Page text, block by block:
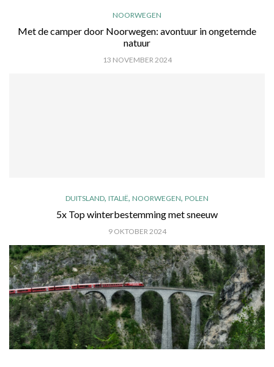
NOORWEGEN
Met de camper door Noorwegen: avontuur in ongetemde
natuur
13 NOVEMBER 2024
DUITSLAND, ITALIË, NOORWEGEN, POLEN
5x Top winterbestemming met sneeuw
9 OKTOBER 2024